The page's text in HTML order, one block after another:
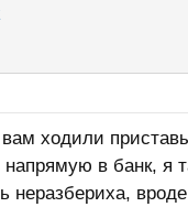
ходили
напрямую в банк, я
неразбериха,